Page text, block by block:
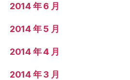
2014 年 6 月
2014 年 5 月
2014 年 4 月
2014 年 3 月